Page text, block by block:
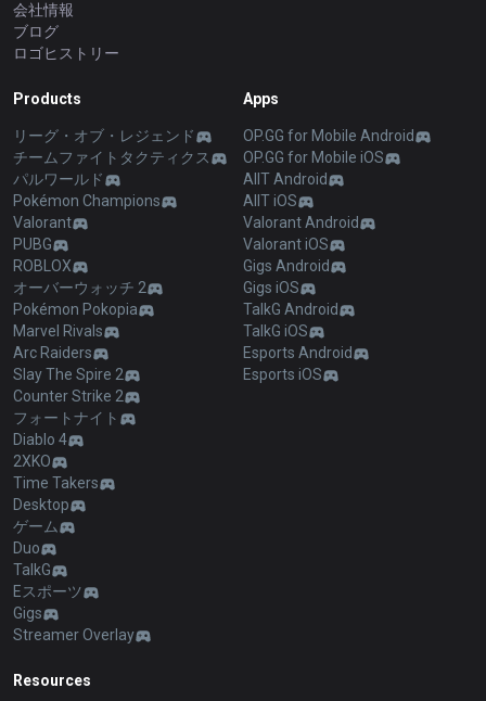
会社情報
ブログ
ロゴヒストリー
Products
リーグ・オブ・レジェンド
チームファイトタクティクス
パルワールド
Pokémon Champions
Valorant
PUBG
ROBLOX
オーバーウォッチ 2
Pokémon Pokopia
Marvel Rivals
Arc Raiders
Slay The Spire 2
Counter Strike 2
フォートナイト
Diablo 4
2XKO
Time Takers
Desktop
ゲーム
Duo
TalkG
Eスポーツ
Gigs
Streamer Overlay
Apps
OP.GG for Mobile Android
OP.GG for Mobile iOS
AllT Android
AllT iOS
Valorant Android
Valorant iOS
Gigs Android
Gigs iOS
TalkG Android
TalkG iOS
Esports Android
Esports iOS
Resources